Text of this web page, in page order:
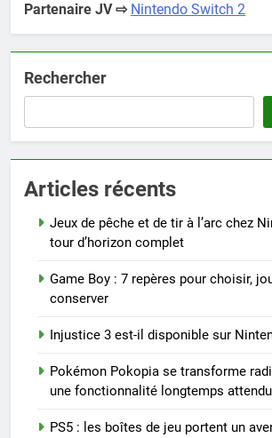
Partenaire JV ⇨ Nintendo Switch 2
Rechercher
Articles récents
Jeux de pêche et de tir à l’arc chez
tour d’horizon complet
Game Boy : 7 repères pour choisir,
conserver
Injustice 3 est-il disponible sur
Pokémon Pokopia se transforme
une fonctionnalité longtemps
PS5 : les boîtes de jeu portent un